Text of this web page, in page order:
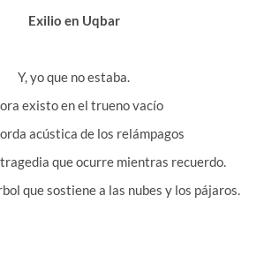
Exilio en Uqbar
Y, yo que no estaba.
existo en el trueno vacío
acústica de los relámpagos
que ocurre mientras recuerdo.
que sostiene a las nubes y los pájaros.